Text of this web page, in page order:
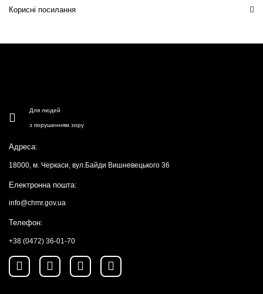
Корисні посилання
Для людей
з порушенням зору
Адреса:
18000, м. Черкаси, вул.Байди Вишневецького 36
Електронна пошта:
info@chmr.gov.ua
Телефон:
+38 (0472) 36-01-70